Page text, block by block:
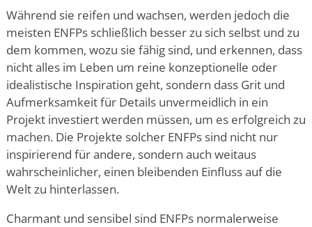
Während sie reifen und wachsen, werden jedoch die
meisten ENFPs schließlich besser zu sich selbst und zu
dem kommen, wozu sie fähig sind, und erkennen, dass
nicht alles im Leben um reine konzeptionelle oder
idealistische Inspiration geht, sondern dass Grit und
Aufmerksamkeit für Details unvermeidlich in ein
Projekt investiert werden müssen, um es erfolgreich zu
machen. Die Projekte solcher ENFPs sind nicht nur
inspirierend für andere, sondern auch weitaus
wahrscheinlicher, einen bleibenden Einfluss auf die
Welt zu hinterlassen.
Charmant und sensibel sind ENFPs normalerweise